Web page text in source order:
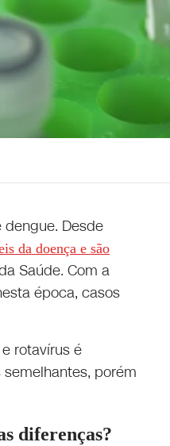
Desde
da doença e são
Saúde. Com a
época, casos
rotavírus é
porém
diferenças?